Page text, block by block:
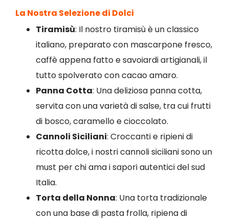
La Nostra Selezione di Dolci
Tiramisù: Il nostro tiramisù è un classico
italiano, preparato con mascarpone fresco,
caffè appena fatto e savoiardi artigianali, il
tutto spolverato con cacao amaro.
Panna Cotta: Una deliziosa panna cotta,
servita con una varietà di salse, tra cui frutti
di bosco, caramello e cioccolato.
Cannoli Siciliani: Croccanti e ripieni di
ricotta dolce, i nostri cannoli siciliani sono un
must per chi ama i sapori autentici del sud
Italia.
Torta della Nonna: Una torta tradizionale
con una base di pasta frolla, ripiena di